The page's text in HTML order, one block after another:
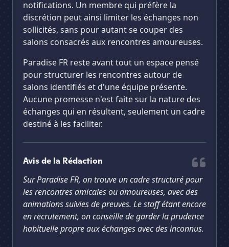
notifications. Un membre qui préfère la
discrétion peut ainsi limiter les échanges non
sollicités, sans pour autant se couper des
salons consacrés aux rencontres amoureuses.
Paradise FR reste avant tout un espace pensé
pour structurer les rencontres autour de
salons identifiés et d'une équipe présente.
Aucune promesse n'est faite sur la nature des
échanges qui en résultent, seulement un cadre
destiné à les faciliter.
Avis de la Rédaction
Sur Paradise FR, on trouve un cadre structuré pour
les rencontres amicales ou amoureuses, avec des
animations suivies de preuves. Le staff étant encore
en recrutement, on conseille de garder la prudence
habituelle propre aux échanges avec des inconnus.